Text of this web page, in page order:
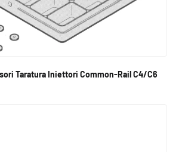
Taratura Iniettori Common-Rail C4/C6